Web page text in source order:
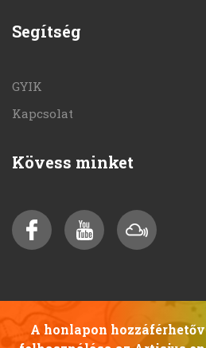
Segítség
GYIK
Kapcsolat
Kövess minket
A honlapon